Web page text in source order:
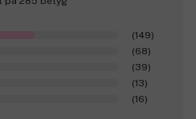
(149)
(68)
(39)
(13)
(16)